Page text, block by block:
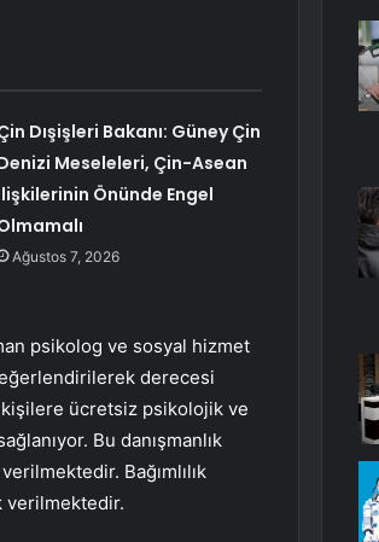
Dışişleri Bakanı: Güney Çin
Meseleleri, Çin-Asean
Önünde Engel
Ağustos 7, 2026
psikolog ve sosyal hizmet
derecesi
ücretsiz psikolojik ve
Bu danışmanlık
Bağımlılık
verilmektedir.